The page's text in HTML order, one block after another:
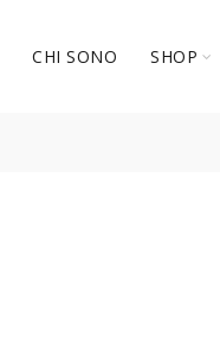
CHI SONO SHOP